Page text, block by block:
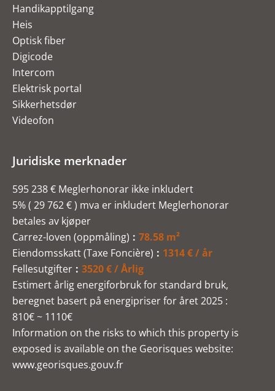
Handikapptilgang
Heis
Optisk fiber
Digicode
Intercom
Elektrisk portal
Sikkerhetsdør
Videofon
Juridiske merknader
595 238 € Meglerhonorar ikke inkludert
5% ( 29 762 € ) mva er inkludert Meglerhonorar
betales av kjøper
Carrez-loven (oppmåling)
78.58 m²
Eiendomsskatt (Taxe Foncière)
1314 € / år
Fellesutgifter
3520 € / Årlig
Estimert årlig energiforbruk for standard bruk,
beregnet basert på energipriser for året 2025 :
810€ ~ 1110€
Information on the risks to which this property is
exposed is available on the Georisques website:
www.georisques.gouv.fr